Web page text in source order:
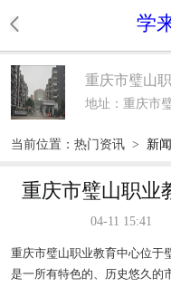
学
重庆市璧山
地址：重庆市
当前位置： 热门资讯 > 新
重庆市璧山职业
04-11 15:41
重庆市璧山职业教育中心位于
是一所有特色的、历史悠久的